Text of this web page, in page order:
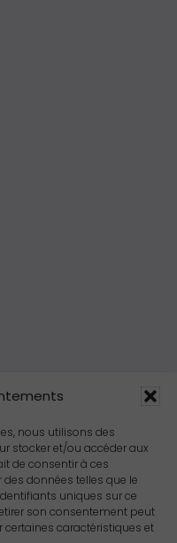
nous utilisons des
stocker et/ou accéder aux
de consentir à ces
données telles que le
uniques sur ce
son consentement peut
caractéristiques et